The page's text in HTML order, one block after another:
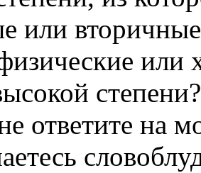
или
или
степени?
ответите на